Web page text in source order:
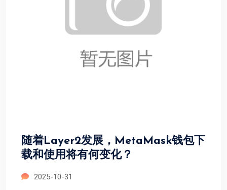
随着Layer2发展，MetaMask钱包下
载和使用将有何变化？
2025-10-31